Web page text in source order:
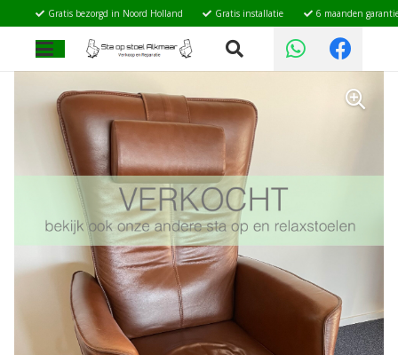
Gratis bezorgd in Noord Holland Gratis installatie 6 maanden